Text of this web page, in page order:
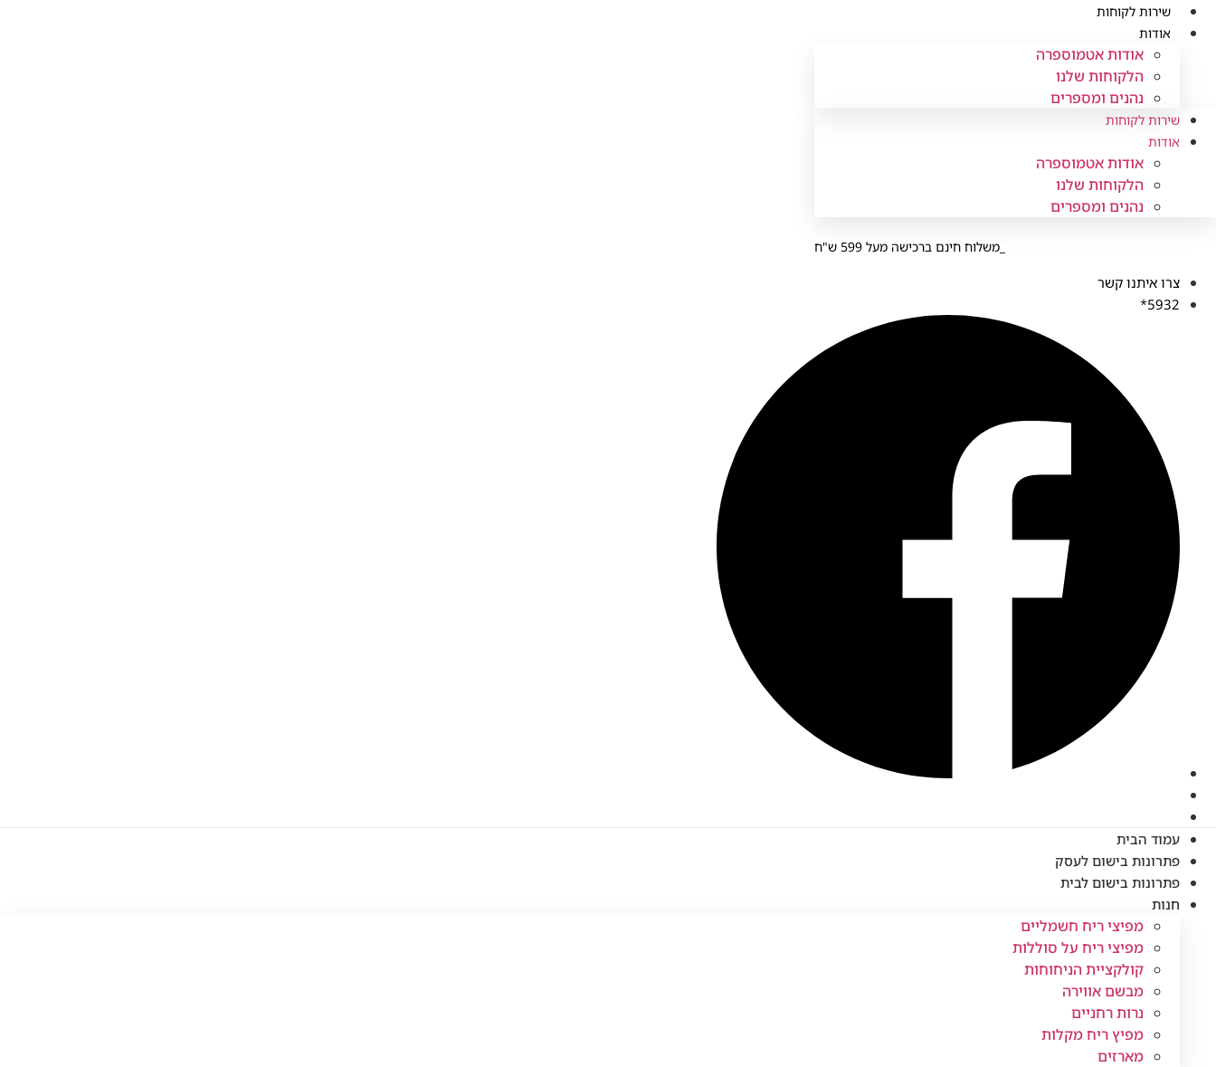
לתוכן
שירות לקוחות
אודות
אודות אטמוספרה
הלקוחות שלנו
נהנים ומספרים
שירות לקוחות
אודות
אודות אטמוספרה
הלקוחות שלנו
נהנים ומספרים
משלוח חינם ברכישה מעל 599 ש"ח
צרו איתנו קשר
5932*
עמוד הבית
פתרונות בישום לעסק
פתרונות בישום לבית
חנות
מפיצי ריח חשמליים
מפיצי ריח על סוללות
קולקציית הניחוחות
מבשם אווירה
נרות רחניים
מפיץ ריח מקלות
מארזים